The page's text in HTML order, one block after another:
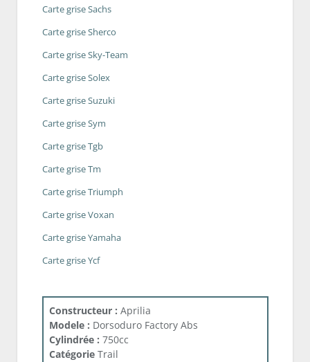
Carte grise Sachs
Carte grise Sherco
Carte grise Sky-Team
Carte grise Solex
Carte grise Suzuki
Carte grise Sym
Carte grise Tgb
Carte grise Tm
Carte grise Triumph
Carte grise Voxan
Carte grise Yamaha
Carte grise Ycf
Constructeur : Aprilia
Modele : Dorsoduro Factory Abs
Cylindrée : 750cc
Catégorie Trail